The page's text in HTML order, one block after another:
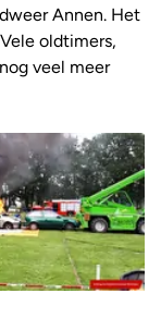
Annen. Het
oldtimers,
veel meer